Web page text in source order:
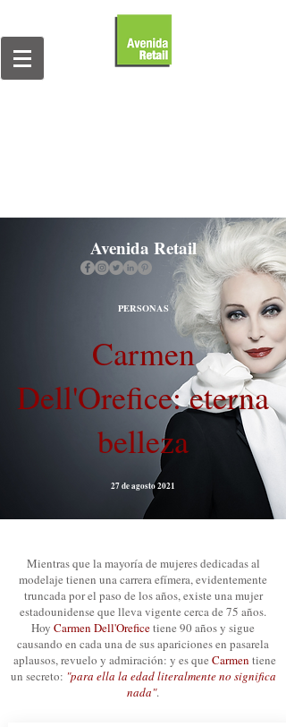
Avenida Retail
PERSONAS
Carmen
Dell'Orefice: eterna
belleza
27 de agosto 2021
Mientras que la mayoría de mujeres dedicadas al
modelaje tienen una carrera efímera, evidentemente
truncada por el paso de los años, existe una mujer
estadounidense que lleva vigente cerca de 75 años.
Hoy Carmen Dell'Oreficetiene 90 años y sigue
causando en cada una de sus apariciones en pasarela
aplausos, revuelo y admiración: y es que Carmen tiene
un secreto: "para ella la edad literalmente no significa
nada".